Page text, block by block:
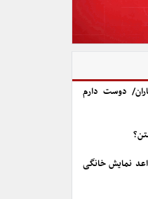
دوست دارم
نمایش خانگی